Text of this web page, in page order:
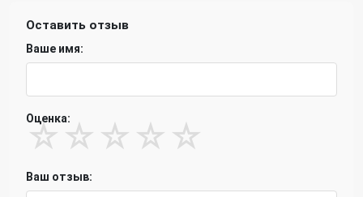
Оставить отзыв
Ваше имя:
Оценка:
☆ ☆ ☆ ☆ ☆
Ваш отзыв: